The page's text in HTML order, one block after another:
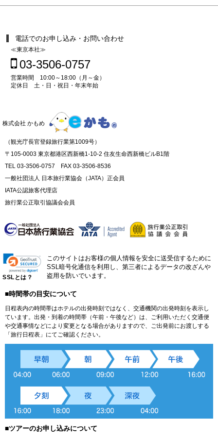
電話でのお申し込み・お問い合わせ
≪東京本社≫
03-3506-0757
営業時間 10:00～18:00（月～金）
定休日 土・日・祝日・年末年始
株式会社 かもめ
（観光庁長官登録旅行業第1009号）
〒105-0003 東京都港区西新橋1-10-2 住友生命西新橋ビルB1階
TEL 03-3506-0757 FAX 03-3506-8536
一般社団法人 日本旅行業協会（JATA）正会員
IATA公認旅客代理店
旅行業公正取引協議会会員
SSLとは？
このサイトはお客様の個人情報を安全に送受信するために
SSL暗号化通信を利用し、第三者によるデータの改ざんや
盗用を防いでいます。
■時間帯の目安について
日程表内の時間帯はホテルの出発時刻ではなく、交通機関の出発時刻を表示し
ています。出発・到着の時間帯（午前・午後など）は、ご利用いただく交通便
や交通事情などにより変更となる場合がありますので、ご出発前にお渡しする
「旅行日程表」にてご確認ください。
■ツアーのお申し込みについて